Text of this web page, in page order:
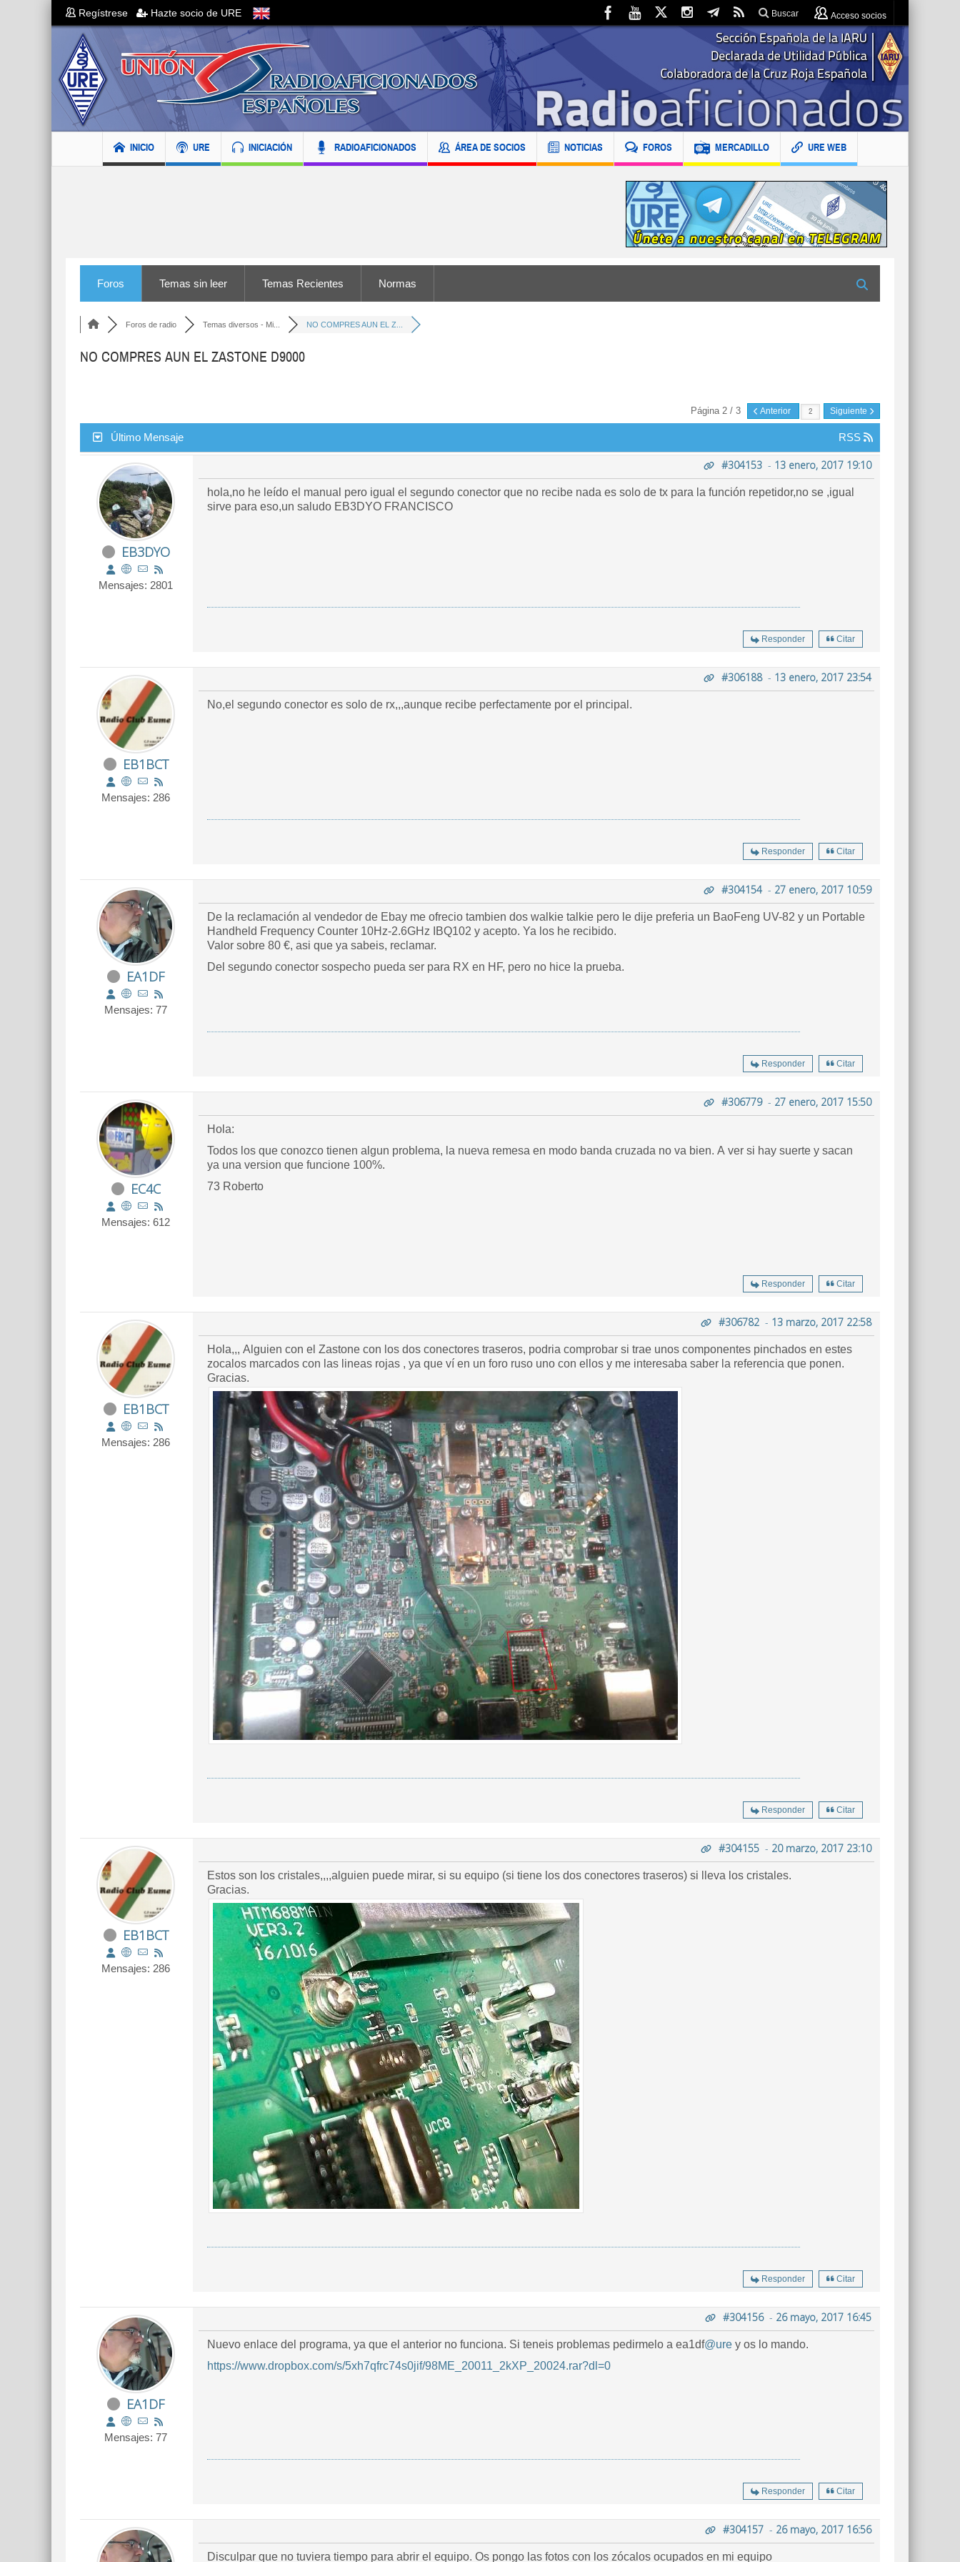
Regístrese Hazte socio de URE Buscar Acceso socios
INICIO URE INICIACIÓN RADIOAFICIONADOS ÁREA DE SOCIOS NOTICIAS FOROS MERCADILLO URE WEB
Foros Temas sin leer Temas Recientes Normas
Foros de radio Temas diversos - Mi... NO COMPRES AUN EL Z...
NO COMPRES AUN EL ZASTONE D9000
Página 2 / 3 Anterior Siguiente
Último Mensaje RSS
EB3DYO
Mensajes: 2801
#304153 - 13 enero, 2017 19:10
hola,no he leído el manual pero igual el segundo conector que no recibe nada es solo de tx para la función repetidor,no se ,igual
sirve para eso,un saludo EB3DYO FRANCISCO
Responder Citar
EB1BCT
Mensajes: 286
#306188- 13 enero, 2017 23:54
No,el segundo conector es solo de rx,,,aunque recibe perfectamente por el principal.
Responder Citar
EA1DF
Mensajes: 77
#304154- 27 enero, 2017 10:59
De la reclamación al vendedor de Ebay me ofrecio tambien dos walkie talkie pero le dije preferia un BaoFeng UV-82 y un Portable
Handheld Frequency Counter 10Hz-2.6GHz IBQ102 y acepto. Ya los he recibido.
Valor sobre 80 €, asi que ya sabeis, reclamar.
Del segundo conector sospecho pueda ser para RX en HF, pero no hice la prueba.
Responder Citar
EC4C
Mensajes: 612
#306779- 27 enero, 2017 15:50
Hola:
Todos los que conozco tienen algun problema, la nueva remesa en modo banda cruzada no va bien. A ver si hay suerte y sacan
ya una version que funcione 100%.
73 Roberto
Responder Citar
EB1BCT
Mensajes: 286
#306782 - 13 marzo, 2017 22:58
Hola,,, Alguien con el Zastone con los dos conectores traseros, podria comprobar si trae unos componentes pinchados en estes
zocalos marcados con las lineas rojas , ya que ví en un foro ruso uno con ellos y me interesaba saber la referencia que ponen.
Gracias.
Responder Citar
EB1BCT
Mensajes: 286
#304155 - 20 marzo, 2017 23:10
Estos son los cristales,,,,alguien puede mirar, si su equipo (si tiene los dos conectores traseros) si lleva los cristales.
Gracias.
Responder Citar
EA1DF
Mensajes: 77
#304156- 26 mayo, 2017 16:45
Nuevo enlace del programa, ya que el anterior no funciona. Si teneis problemas pedirmelo a ea1df@ure y os lo mando.
https://www.dropbox.com/s/5xh7qfrc74s0jif/98ME_20011_2kXP_20024.rar?dl=0
Responder Citar
#304157 - 26 mayo, 2017 16:56
Disculpar que no tuviera tiempo para abrir el equipo. Os pongo las fotos con los zócalos ocupados en mi equipo